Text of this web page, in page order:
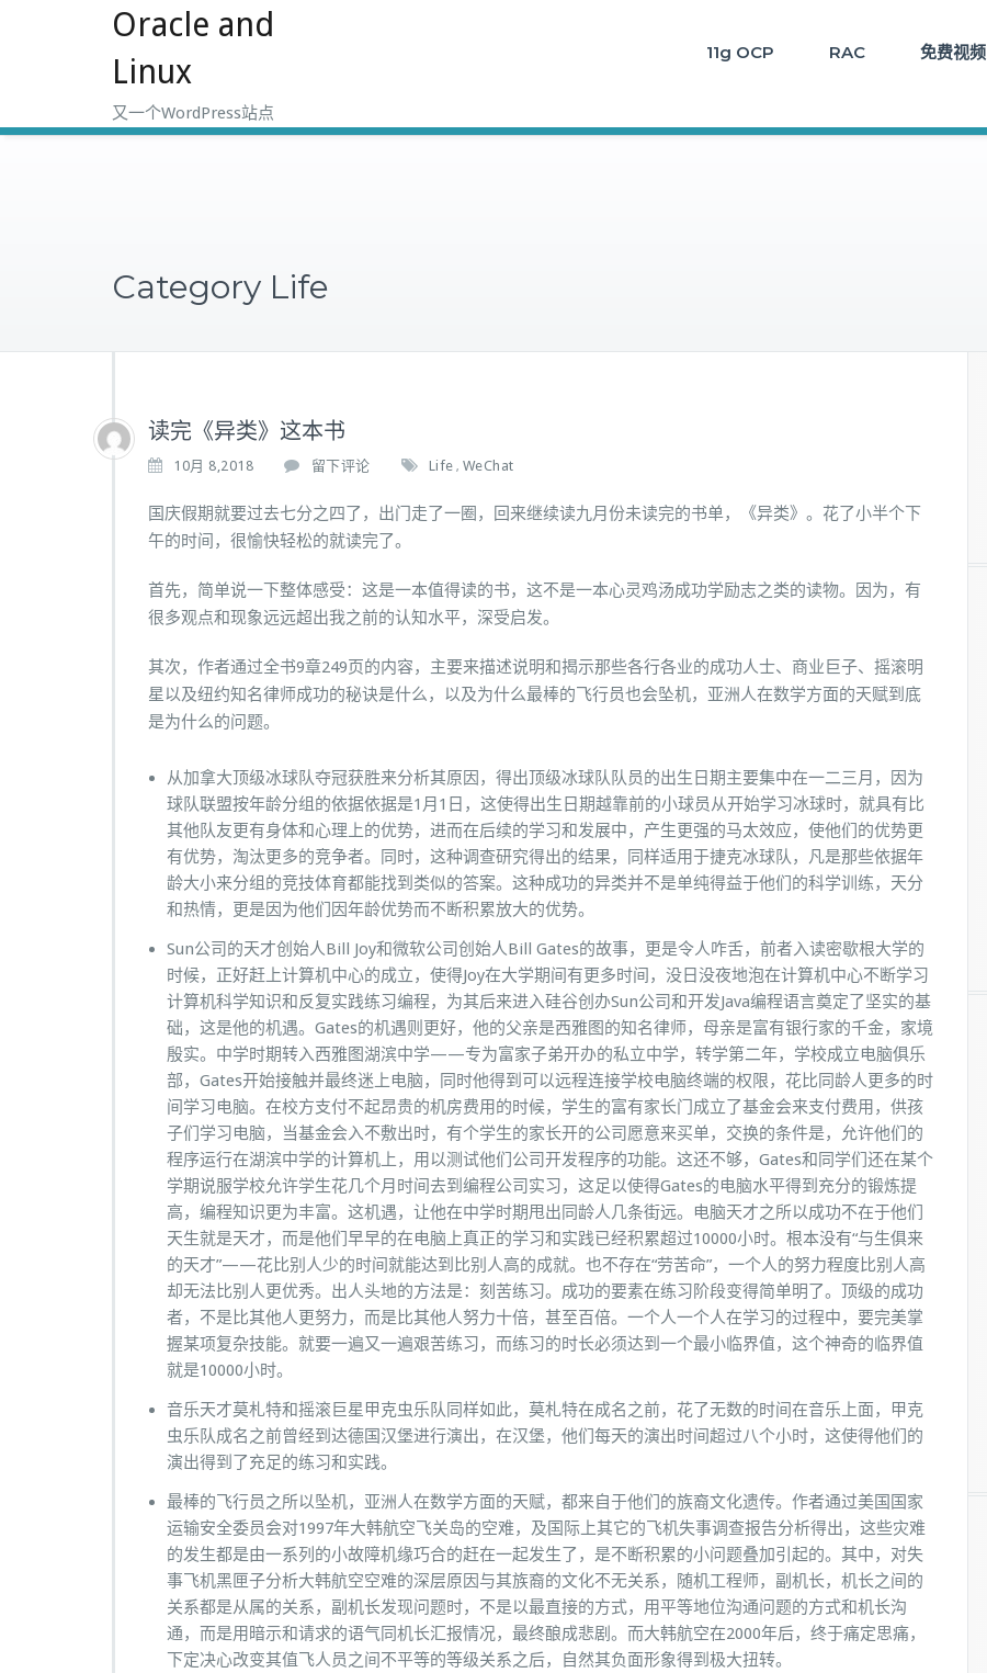
Oracle and
Linux
又一个WordPress站点
11g OCP RAC 免费视频
Category Life
读完《异类》这本书
10月 8,2018 留下评论 Life , WeChat
国庆假期就要过去七分之四了，出门走了一圈，回来继续读九月份未读完的书单，《异类》。花了小半个下
午的时间，很愉快轻松的就读完了。
首先，简单说一下整体感受：这是一本值得读的书，这不是一本心灵鸡汤成功学励志之类的读物。因为，有
很多观点和现象远远超出我之前的认知水平，深受启发。
其次，作者通过全书9章249页的内容，主要来描述说明和揭示那些各行各业的成功人士、商业巨子、摇滚明
星以及纽约知名律师成功的秘诀是什么，以及为什么最棒的飞行员也会坠机，亚洲人在数学方面的天赋到底
是为什么的问题。
从加拿大顶级冰球队夺冠获胜来分析其原因，得出顶级冰球队队员的出生日期主要集中在一二三月，因为
球队联盟按年龄分组的依据依据是1月1日，这使得出生日期越靠前的小球员从开始学习冰球时，就具有比
其他队友更有身体和心理上的优势，进而在后续的学习和发展中，产生更强的马太效应，使他们的优势更
有优势，淘汰更多的竞争者。同时，这种调查研究得出的结果，同样适用于捷克冰球队，凡是那些依据年
龄大小来分组的竞技体育都能找到类似的答案。这种成功的异类并不是单纯得益于他们的科学训练，天分
和热情，更是因为他们因年龄优势而不断积累放大的优势。
Sun公司的天才创始人Bill Joy和微软公司创始人Bill Gates的故事，更是令人咋舌，前者入读密歇根大学的
时候，正好赶上计算机中心的成立，使得Joy在大学期间有更多时间，没日没夜地泡在计算机中心不断学习
计算机科学知识和反复实践练习编程，为其后来进入硅谷创办Sun公司和开发Java编程语言奠定了坚实的基
础，这是他的机遇。Gates的机遇则更好，他的父亲是西雅图的知名律师，母亲是富有银行家的千金，家境
殷实。中学时期转入西雅图湖滨中学——专为富家子弟开办的私立中学，转学第二年，学校成立电脑俱乐
部，Gates开始接触并最终迷上电脑，同时他得到可以远程连接学校电脑终端的权限，花比同龄人更多的时
间学习电脑。在校方支付不起昂贵的机房费用的时候，学生的富有家长门成立了基金会来支付费用，供孩
子们学习电脑，当基金会入不敷出时，有个学生的家长开的公司愿意来买单，交换的条件是，允许他们的
程序运行在湖滨中学的计算机上，用以测试他们公司开发程序的功能。这还不够，Gates和同学们还在某个
学期说服学校允许学生花几个月时间去到编程公司实习，这足以使得Gates的电脑水平得到充分的锻炼提
高，编程知识更为丰富。这机遇，让他在中学时期甩出同龄人几条街远。电脑天才之所以成功不在于他们
天生就是天才，而是他们早早的在电脑上真正的学习和实践已经积累超过10000小时。根本没有“与生俱来
的天才”——花比别人少的时间就能达到比别人高的成就。也不存在“劳苦命”，一个人的努力程度比别人高
却无法比别人更优秀。出人头地的方法是：刻苦练习。成功的要素在练习阶段变得简单明了。顶级的成功
者，不是比其他人更努力，而是比其他人努力十倍，甚至百倍。一个人一个人在学习的过程中，要完美掌
握某项复杂技能。就要一遍又一遍艰苦练习，而练习的时长必须达到一个最小临界值，这个神奇的临界值
就是10000小时。
音乐天才莫札特和摇滚巨星甲克虫乐队同样如此，莫札特在成名之前，花了无数的时间在音乐上面，甲克
虫乐队成名之前曾经到达德国汉堡进行演出，在汉堡，他们每天的演出时间超过八个小时，这使得他们的
演出得到了充足的练习和实践。
最棒的飞行员之所以坠机，亚洲人在数学方面的天赋，都来自于他们的族裔文化遗传。作者通过美国国家
运输安全委员会对1997年大韩航空飞关岛的空难，及国际上其它的飞机失事调查报告分析得出，这些灾难
的发生都是由一系列的小故障机缘巧合的赶在一起发生了，是不断积累的小问题叠加引起的。其中，对失
事飞机黑匣子分析大韩航空空难的深层原因与其族裔的文化不无关系，随机工程师，副机长，机长之间的
关系都是从属的关系，副机长发现问题时，不是以最直接的方式，用平等地位沟通问题的方式和机长沟
通，而是用暗示和请求的语气同机长汇报情况，最终酿成悲剧。而大韩航空在2000年后，终于痛定思痛，
下定决心改变其值飞人员之间不平等的等级关系之后，自然其负面形象得到极大扭转。